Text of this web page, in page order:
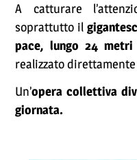
A catturare
soprattutto il
pace, lungo 24
realizzato
Un’opera collettiva
giornata.